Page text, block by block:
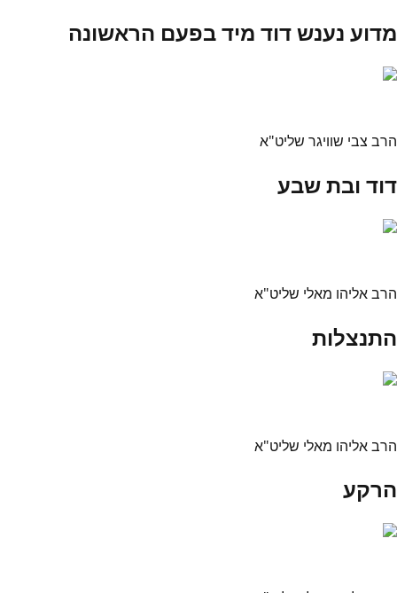
מדוע נענש דוד מיד בפעם הראשונה
הרב צבי שוויגר שליט"א
דוד ובת שבע
הרב אליהו מאלי שליט"א
התנצלות
הרב אליהו מאלי שליט"א
הרקע